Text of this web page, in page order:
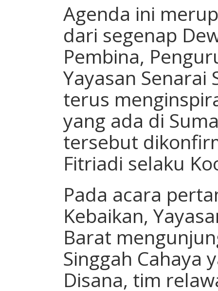
Agenda ini
dari segenap
Pembina,
Yayasan
terus
yang ada di
tersebut
Fitriadi selaku
Pada acara
Kebaikan,
Barat
Singgah Cahaya
Disana, tim